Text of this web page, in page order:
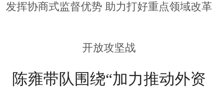
发挥协商式监督优势 助力打好重点领域改革
开放攻坚战
陈雍带队围绕“加力推动外资